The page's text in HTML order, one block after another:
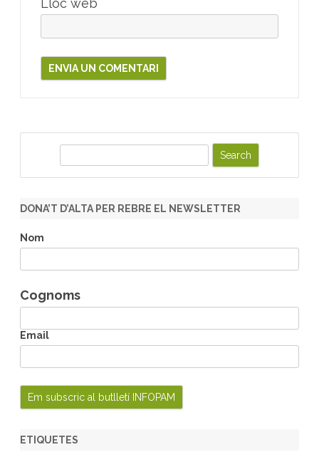
Lloc web
r
h
DONA’T D’ALTA PER REBRE EL NEWSLETTER
Nom
Cognoms
Email
ETIQUETES